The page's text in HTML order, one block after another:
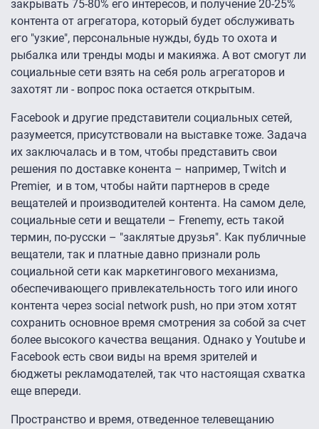
закрывать 75-80% его интересов, и получение 20-25%
контента от агрегатора, который будет обслуживать
его "узкие", персональные нужды, будь то охота и
рыбалка или тренды моды и макияжа. А вот смогут ли
социальные сети взять на себя роль агрегаторов и
захотят ли - вопрос пока остается открытым.
Facebook и другие представители социальных сетей,
разумеется, присутствовали на выставке тоже. Задача
их заключалась и в том, чтобы представить свои
решения по доставке конента – например, Twitch и
Premier, и в том, чтобы найти партнеров в среде
вещателей и производителей контента. На самом деле,
социальные сети и вещатели – Frenemy, есть такой
термин, по-русски – "заклятые друзья". Как публичные
вещатели, так и платные давно признали роль
социальной сети как маркетингового механизма,
обеспечивающего привлекательность того или иного
контента через social network push, но при этом хотят
сохранить основное время смотрения за собой за счет
более высокого качества вещания. Однако у Youtube и
Facebook есть свои виды на время зрителей и
бюджеты рекламодателей, так что настоящая схватка
еще впереди.
Пространство и время, отведенное телевещанию